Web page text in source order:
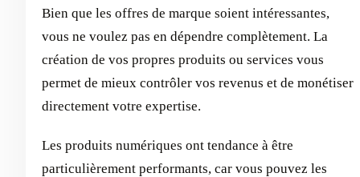
Bien que les offres de marque soient intéressantes,
vous ne voulez pas en dépendre complètement. La
création de vos propres produits ou services vous
permet de mieux contrôler vos revenus et de monétiser
directement votre expertise.
Les produits numériques ont tendance à être
particulièrement performants, car vous pouvez les